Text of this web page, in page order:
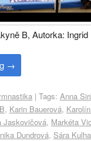
B, Autorka: Ingrid
→
| Tags: Anna
, Karin Bauerová,
Jaskovičová, Markéta
Dundrová, Sára